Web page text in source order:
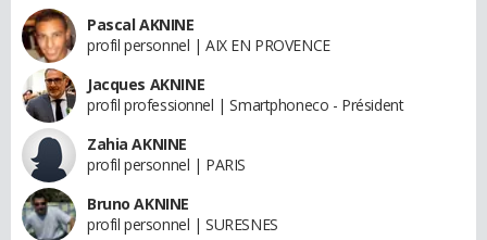
Pascal AKNINE
profil personnel | AIX EN PROVENCE
Jacques AKNINE
profil professionnel | Smartphoneco - Président
Zahia AKNINE
profil personnel | PARIS
Bruno AKNINE
profil personnel | SURESNES